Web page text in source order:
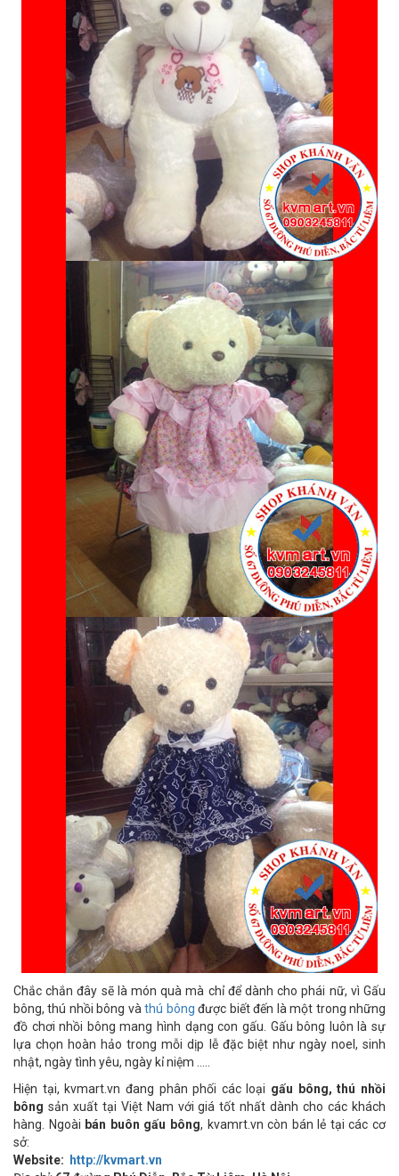
Chắc chắn đây sẽ là món quà mà chỉ để dành cho phái nữ, vì Gấu
bông, thú nhồi bông vàthú bông được biết đến là một trong những
đồ chơi nhồi bông mang hình dạng con gấu. Gấu bông luôn là sự
lựa chọn hoàn hảo trong mỗi dịp lễ đặc biệt như ngày noel, sinh
nhật, ngày tình yêu, ngày kỉ niệm …..
Hiện tại, kvmart.vn đang phân phối các loại gấu bông, thú nhồi
bông sản xuất tại Việt Nam với giá tốt nhất dành cho các khách
hàng. Ngoài bán buôn gấu bông, kvamrt.vn còn bán lẻ tại các cơ
sở:
Website:
http://kvmart.vn